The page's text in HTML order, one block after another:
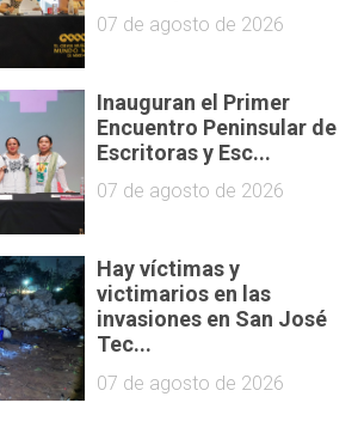
07 de agosto de 2026
Inauguran el Primer
Encuentro Peninsular de
Escritoras y Esc...
07 de agosto de 2026
Hay víctimas y
victimarios en las
invasiones en San José
Tec...
07 de agosto de 2026